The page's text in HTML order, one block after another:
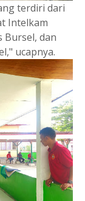
terdiri dari
Intelkam
Bursel, dan
ucapnya.